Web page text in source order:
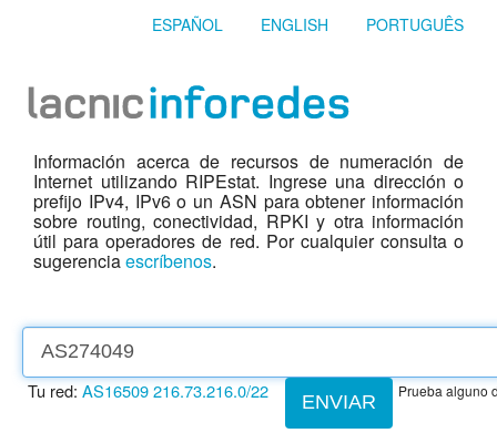
ESPAÑOL ENGLISH PORTUGUÊS
Información acerca de recursos de numeración de
Internet utilizando RIPEstat. Ingrese una dirección o
prefijo IPv4, IPv6 o un ASN para obtener información
sobre routing, conectividad, RPKI y otra información
útil para operadores de red. Por cualquier consulta o
sugerenciaescríbenos.
ENVIAR
Tu red: AS16509216.73.216.0/22 Prueba alguno